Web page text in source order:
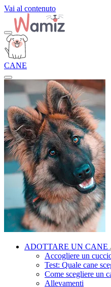
Vai al contenuto
CANE
ADOTTARE UN CANE
Accogliere un
Test: Quale cane
Come scegliere un
Allevamenti